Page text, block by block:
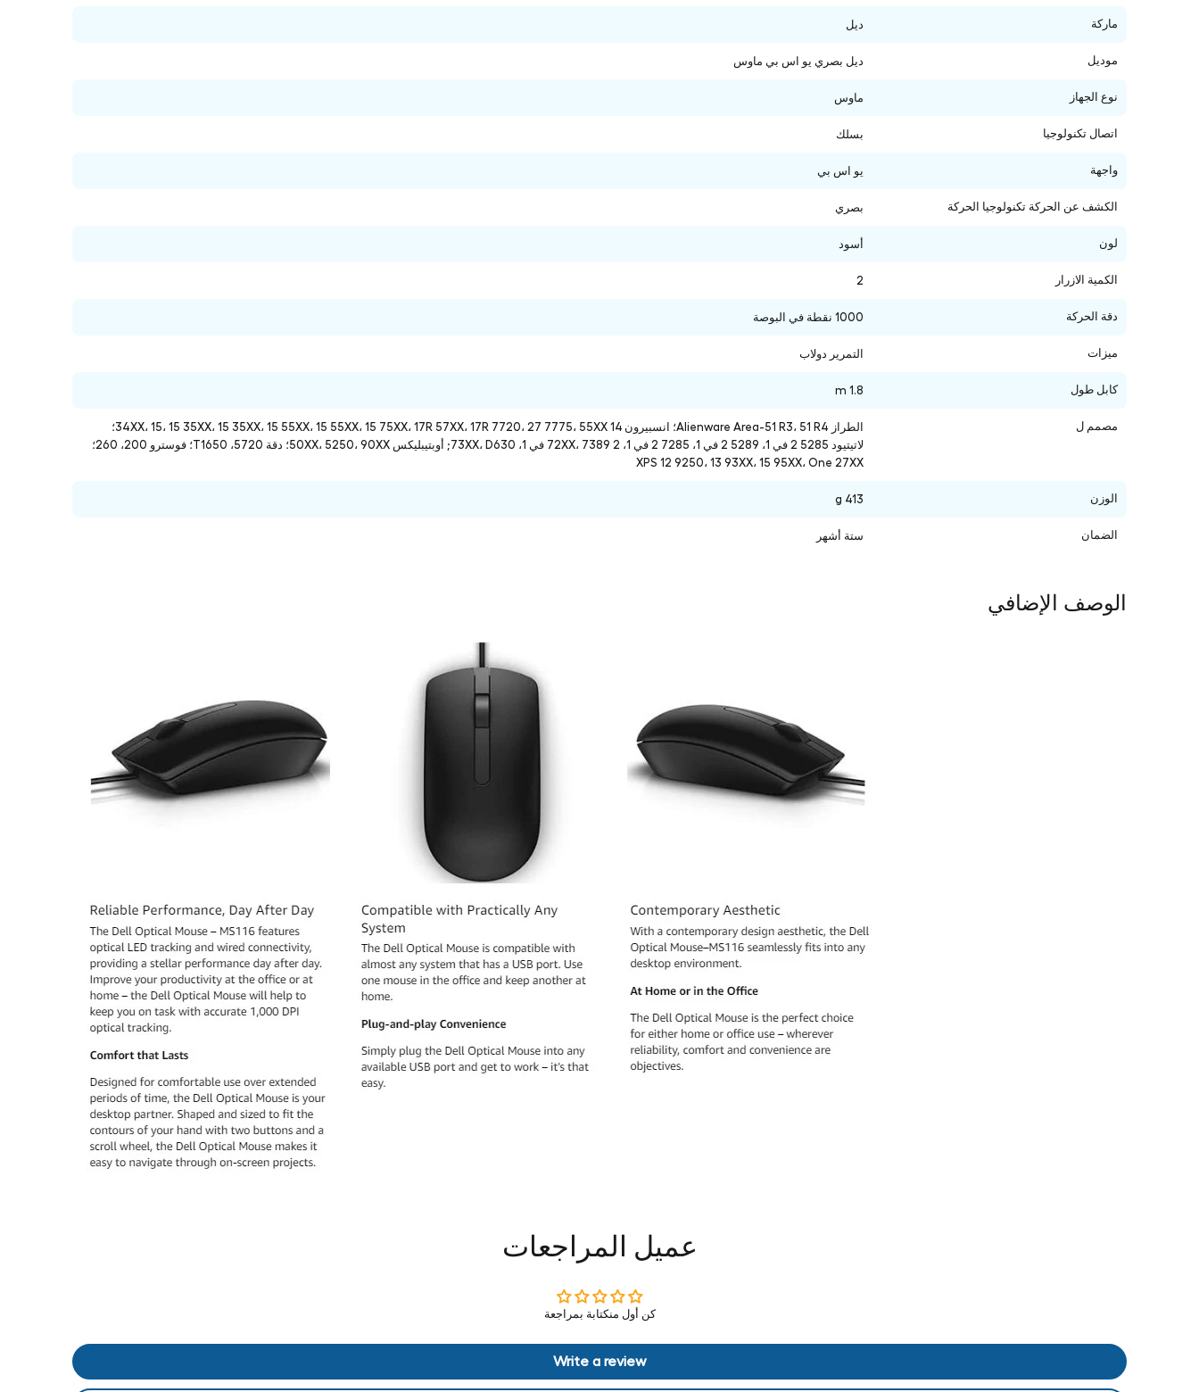
ماركة ديل
موديل ديل بصري يو اس بي ماوس
نوع الجهاز ماوس
اتصال تكنولوجيا بسلك
واجهة يو اس بي
الكشف عن الحركة تكنولوجيا الحركة بصري
لون أسود
الكمية الازرار 2
دقة الحركة 1000 نقطة في البوصة
ميزات التمرير دولاب
كابل طول 1.8 m
مصمم ل
الطراز Alienware Area-51 R3، 51 R4؛ انسبيرون 14 34XX، 15، 15 35XX، 15 35XX، 15 55XX، 15 55XX، 15 75XX، 17R 57XX، 17R 7720، 27 7775، 55XX؛
لاتيتيود 5285 2 في 1، 5289 2 في 1، 7285 2 في 1، 72XX، 7389 2 في 1، 73XX، D630; أوبتيبليكس 50XX، 5250، 90XX؛ دقة 5720، T1650؛ فوسترو 200، 260؛
XPS 12 9250، 13 93XX، 15 95XX، One 27XX
الوزن 413 g
الضمان ستة أشهر
الوصف الإضافي
عميل المراجعات
كن أول منكتابة بمراجعة
Write a review